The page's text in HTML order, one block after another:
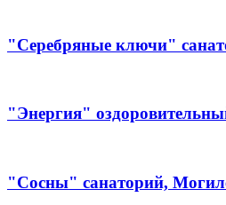
"Серебряные ключи"
"Энергия"
"Сосны" санаторий,